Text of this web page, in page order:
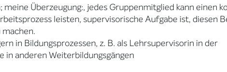
Überzeugung:, jedes Gruppenmitglied kann einen
leisten, supervisorische Aufgabe ist, diesen
in Bildungsprozessen, z. B. als Lehrsupervisorin in der
in anderen Weiterbildungsgängen